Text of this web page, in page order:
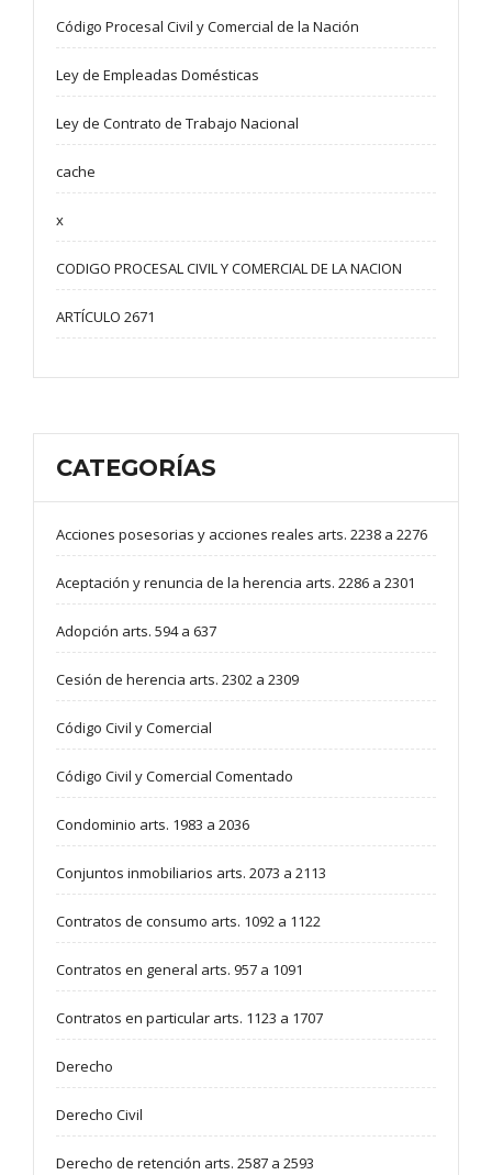
Código Procesal Civil y Comercial de la Nación
Ley de Empleadas Domésticas
Ley de Contrato de Trabajo Nacional
cache
x
CODIGO PROCESAL CIVIL Y COMERCIAL DE LA NACION
ARTÍCULO 2671
CATEGORÍAS
Acciones posesorias y acciones reales arts. 2238 a 2276
Aceptación y renuncia de la herencia arts. 2286 a 2301
Adopción arts. 594 a 637
Cesión de herencia arts. 2302 a 2309
Código Civil y Comercial
Código Civil y Comercial Comentado
Condominio arts. 1983 a 2036
Conjuntos inmobiliarios arts. 2073 a 2113
Contratos de consumo arts. 1092 a 1122
Contratos en general arts. 957 a 1091
Contratos en particular arts. 1123 a 1707
Derecho
Derecho Civil
Derecho de retención arts. 2587 a 2593